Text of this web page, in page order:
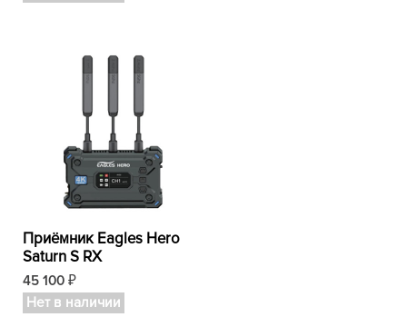
Приёмник Eagles Hero
Saturn S RX
45 100 ₽
Нет в наличии